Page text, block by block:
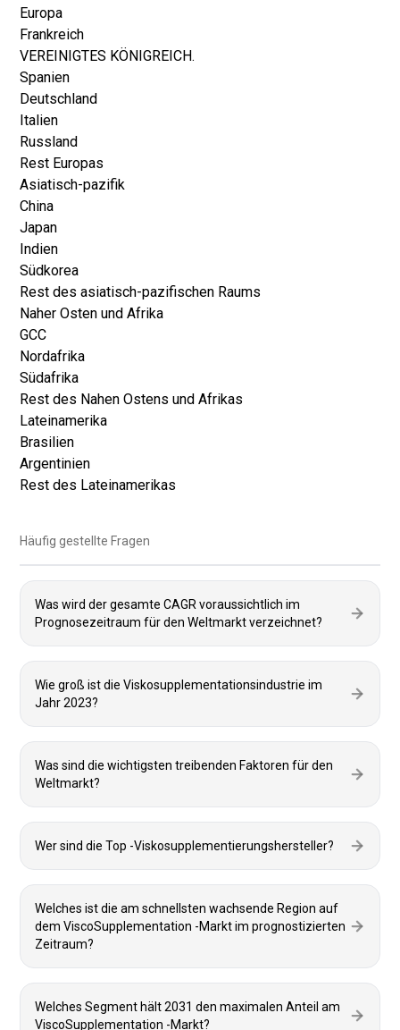
Europa
Frankreich
VEREINIGTES KÖNIGREICH.
Spanien
Deutschland
Italien
Russland
Rest Europas
Asiatisch-pazifik
China
Japan
Indien
Südkorea
Rest des asiatisch-pazifischen Raums
Naher Osten und Afrika
GCC
Nordafrika
Südafrika
Rest des Nahen Ostens und Afrikas
Lateinamerika
Brasilien
Argentinien
Rest des Lateinamerikas
Häufig gestellte Fragen
Was wird der gesamte CAGR voraussichtlich im
Prognosezeitraum für den Weltmarkt verzeichnet?
Wie groß ist die Viskosupplementationsindustrie im
Jahr 2023?
Was sind die wichtigsten treibenden Faktoren für den
Weltmarkt?
Wer sind die Top -Viskosupplementierungshersteller?
Welches ist die am schnellsten wachsende Region auf
dem ViscoSupplementation -Markt im prognostizierten
Zeitraum?
Welches Segment hält 2031 den maximalen Anteil am
ViscoSupplementation -Markt?